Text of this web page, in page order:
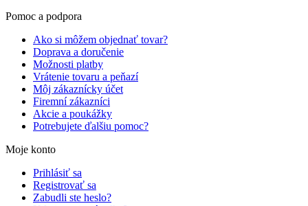
Pomoc a podpora
Ako si môžem objednať tovar?
Doprava a doručenie
Možnosti platby
Vrátenie tovaru a peňazí
Môj zákaznícky účet
Firemní zákazníci
Akcie a poukážky
Potrebujete ďalšiu pomoc?
Moje konto
Prihlásiť sa
Registrovať sa
Zabudli ste heslo?